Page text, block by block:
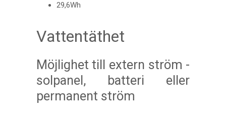
29,6Wh
Vattentäthet
Möjlighet till extern ström -
solpanel, batteri eller
permanent ström